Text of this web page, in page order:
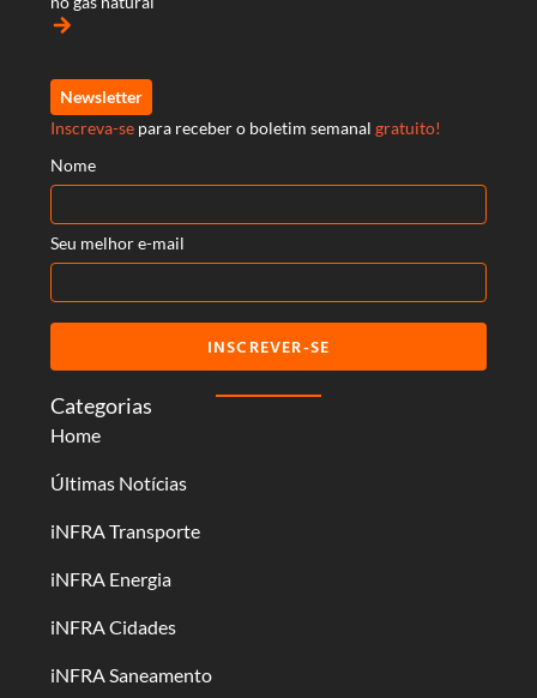
Categorias
Home
Últimas Notícias
iNFRA Transporte
iNFRA Energia
iNFRA Cidades
iNFRA Saneamento
arrow_forward
Newsletter
Inscreva-se para receber o boletim semanal gratuito!
Nome
Seu melhor e-mail
INSCREVER-SE